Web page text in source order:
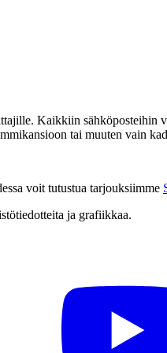
Kaikkiin sähköposteihin
tai muuten vain
voit tutustua tarjouksiimme
ja grafiikkaa.